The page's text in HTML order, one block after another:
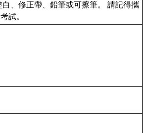
、修正帶、鉛筆或可擦筆。 請記得攜
試。